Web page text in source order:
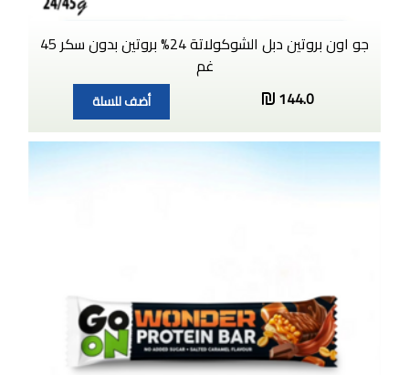
جو اون بروتين دبل الشوكولاتة 24% بروتين بدون سكر 45
غم
144.0
أضف للسلة